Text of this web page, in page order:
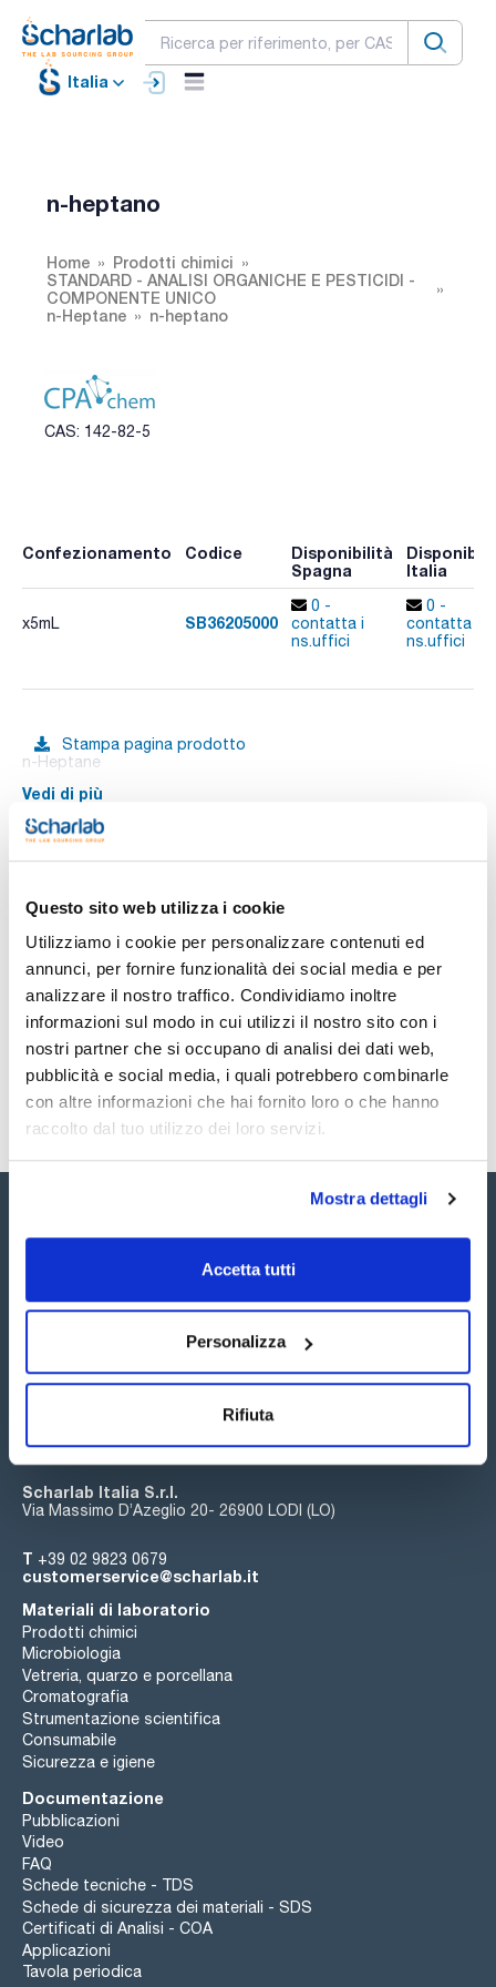
Questo sito web utilizza i cookie
Utilizziamo i cookie per personalizzare contenuti ed
annunci, per fornire funzionalità dei social media e per
analizzare il nostro traffico. Condividiamo inoltre
informazioni sul modo in cui utilizzi il nostro sito con i
nostri partner che si occupano di analisi dei dati web,
pubblicità e social media, i quali potrebbero combinarle
con altre informazioni che hai fornito loro o che hanno
raccolto dal tuo utilizzo dei loro servizi.
Mostra dettagli
Accetta tutti
Personalizza
Rifiuta
Italia
n-heptano
Home
Prodotti chimici
STANDARD - ANALISI ORGANICHE E PESTICIDI -
COMPONENTE UNICO
n-Heptane
n-heptano
CAS: 142-82-5
Confezionamento Codice
Disponibilità
Spagna
Italia
x5mL SB36205000
0 -
contatta i
ns.uffici
0 -
contatta i
ns.uffici
Stampa pagina prodotto
n-Heptane
Vedi di più
Documentazione tecnica
TDS / Scheda tecnica
Registrati per i download
COA
Registrati per i download
SDS / Scheda di
Sicurezza
Registrati per i download
Seguici:
Iscriviti alla Newsletter
Scharlab Italia S.r.l.
Via Massimo D’Azeglio 20- 26900 LODI (LO)
T +39 02 9823 0679
customerservice@scharlab.it
Materiali di laboratorio
Prodotti chimici
Microbiologia
Vetreria, quarzo e porcellana
Cromatografia
Strumentazione scientifica
Consumabile
Sicurezza e igiene
Documentazione
Pubblicazioni
Video
FAQ
Schede tecniche - TDS
Schede di sicurezza dei materiali - SDS
Certificati di Analisi - COA
Applicazioni
Tavola periodica